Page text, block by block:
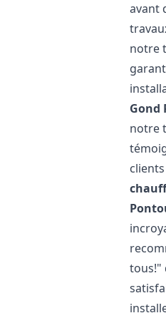
avant
notre
Gond
notre
tous!"